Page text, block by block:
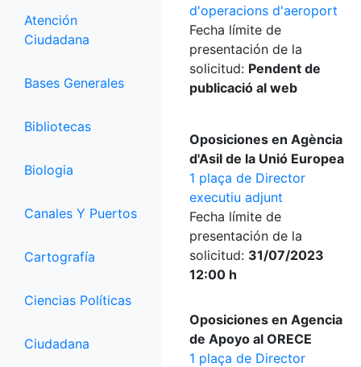
Atención
Ciudadana
Bases Generales
Bibliotecas
Biologia
Canales Y Puertos
Cartografía
Ciencias Políticas
Ciudadana
d'operacions d'aeroport
Fecha límite de
presentación de la
solicitud: Pendent de
publicació al web
Oposiciones en Agència
d'Asil de la Unió Europea
1 plaça de Director
executiu adjunt
Fecha límite de
presentación de la
solicitud: 31/07/2023
12:00 h
Oposiciones en Agencia
de Apoyo al ORECE
1 plaça de Director